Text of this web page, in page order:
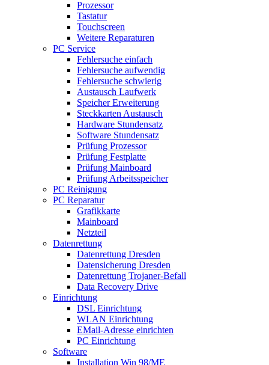
Prozessor
Tastatur
Touchscreen
Weitere Reparaturen
PC Service
Fehlersuche einfach
Fehlersuche aufwendig
Fehlersuche schwierig
Austausch Laufwerk
Speicher Erweiterung
Steckkarten Austausch
Hardware Stundensatz
Software Stundensatz
Prüfung Prozessor
Prüfung Festplatte
Prüfung Mainboard
Prüfung Arbeitsspeicher
PC Reinigung
PC Reparatur
Grafikkarte
Mainboard
Netzteil
Datenrettung
Datenrettung Dresden
Datensicherung Dresden
Datenrettung Trojaner-Befall
Data Recovery Drive
Einrichtung
DSL Einrichtung
WLAN Einrichtung
EMail-Adresse einrichten
PC Einrichtung
Software
Installation Win 98/ME